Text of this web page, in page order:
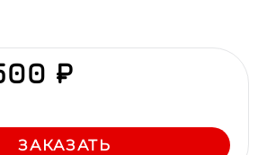
ЗАКАЗАТЬ
₽